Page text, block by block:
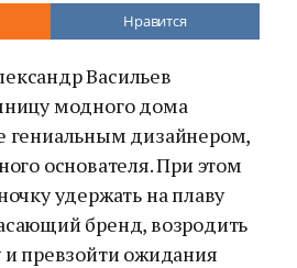
Нравится
Васильев
модного дома
гениальным дизайнером,
основателя. При этом
удержать на плаву
бренд, возродить
и превзойти ожидания